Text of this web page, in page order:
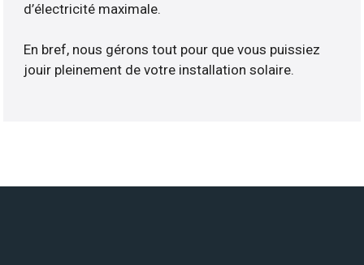
d’électricité maximale.
En bref, nous gérons tout pour que vous puissiez
jouir pleinement de votre installation solaire.